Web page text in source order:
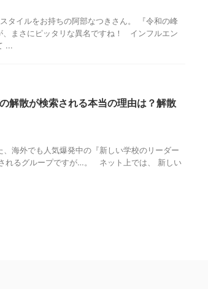
タイルをお持ちの阿部なつきさん。 『令和の峰
、まさにピッタリな異名ですね！ インフルエン
...
解散が検索される本当の理由は？解散
海外でも人気爆発中の『新しい学校のリーダー
れるグループですが…。 ネット上では、 新しい